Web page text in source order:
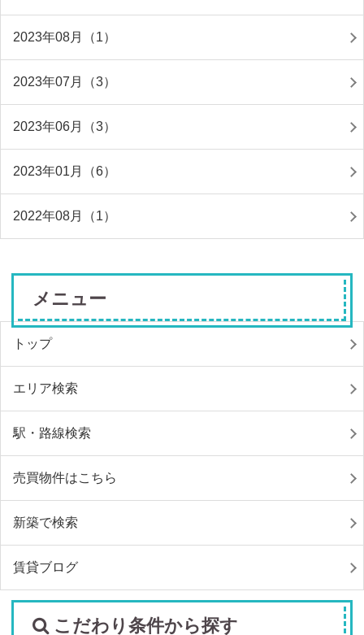
2023年08月（1）
2023年07月（3）
2023年06月（3）
2023年01月（6）
2022年08月（1）
メニュー
トップ
エリア検索
駅・路線検索
売買物件はこちら
新築で検索
賃貸ブログ
こだわり条件から探す